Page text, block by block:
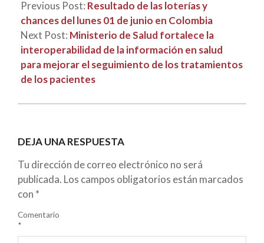
Previous Post: Resultado de las loterías y
chances del lunes 01 de junio en Colombia
Next Post: Ministerio de Salud fortalece la
interoperabilidad de la información en salud
para mejorar el seguimiento de los tratamientos
de los pacientes
DEJA UNA RESPUESTA
Tu dirección de correo electrónico no será
publicada. Los campos obligatorios están marcados
con *
Comentario
*